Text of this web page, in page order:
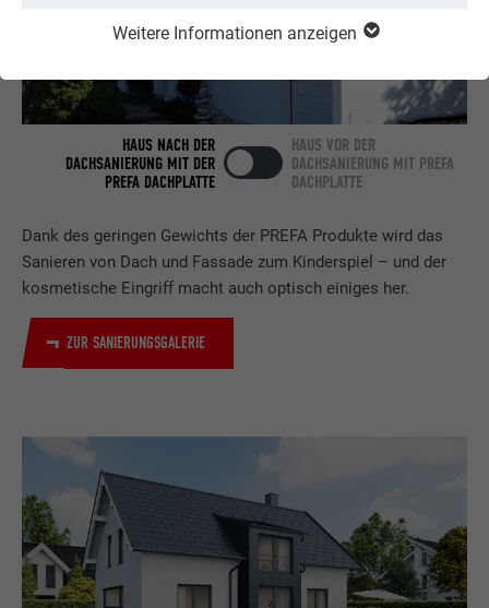
Weitere Informationen anzeigen
Dank des geringen Gewichts der PREFA Produkte wird das
Sanieren von Dach und Fassade zum Kinderspiel – und der
kosmetische Eingriff macht auch optisch einiges her.
ZUR SANIERUNGSGALERIE
HAUS NACH DER
DACHSANIERUNG MIT DER
PREFA DACHPLATTE
HAUS VOR DER
DACHSANIERUNG MIT PREFA
DACHPLATTE